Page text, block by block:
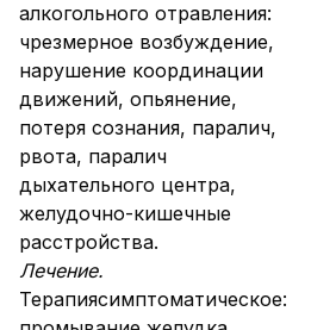
алкогольного отравления:
чрезмерное возбуждение,
нарушение координации
движений, опьянение,
потеря сознания, паралич,
рвота, паралич
дыхательного центра,
желудочно-кишечные
расстройства.
Лечение.
Терапиясимптоматическое: